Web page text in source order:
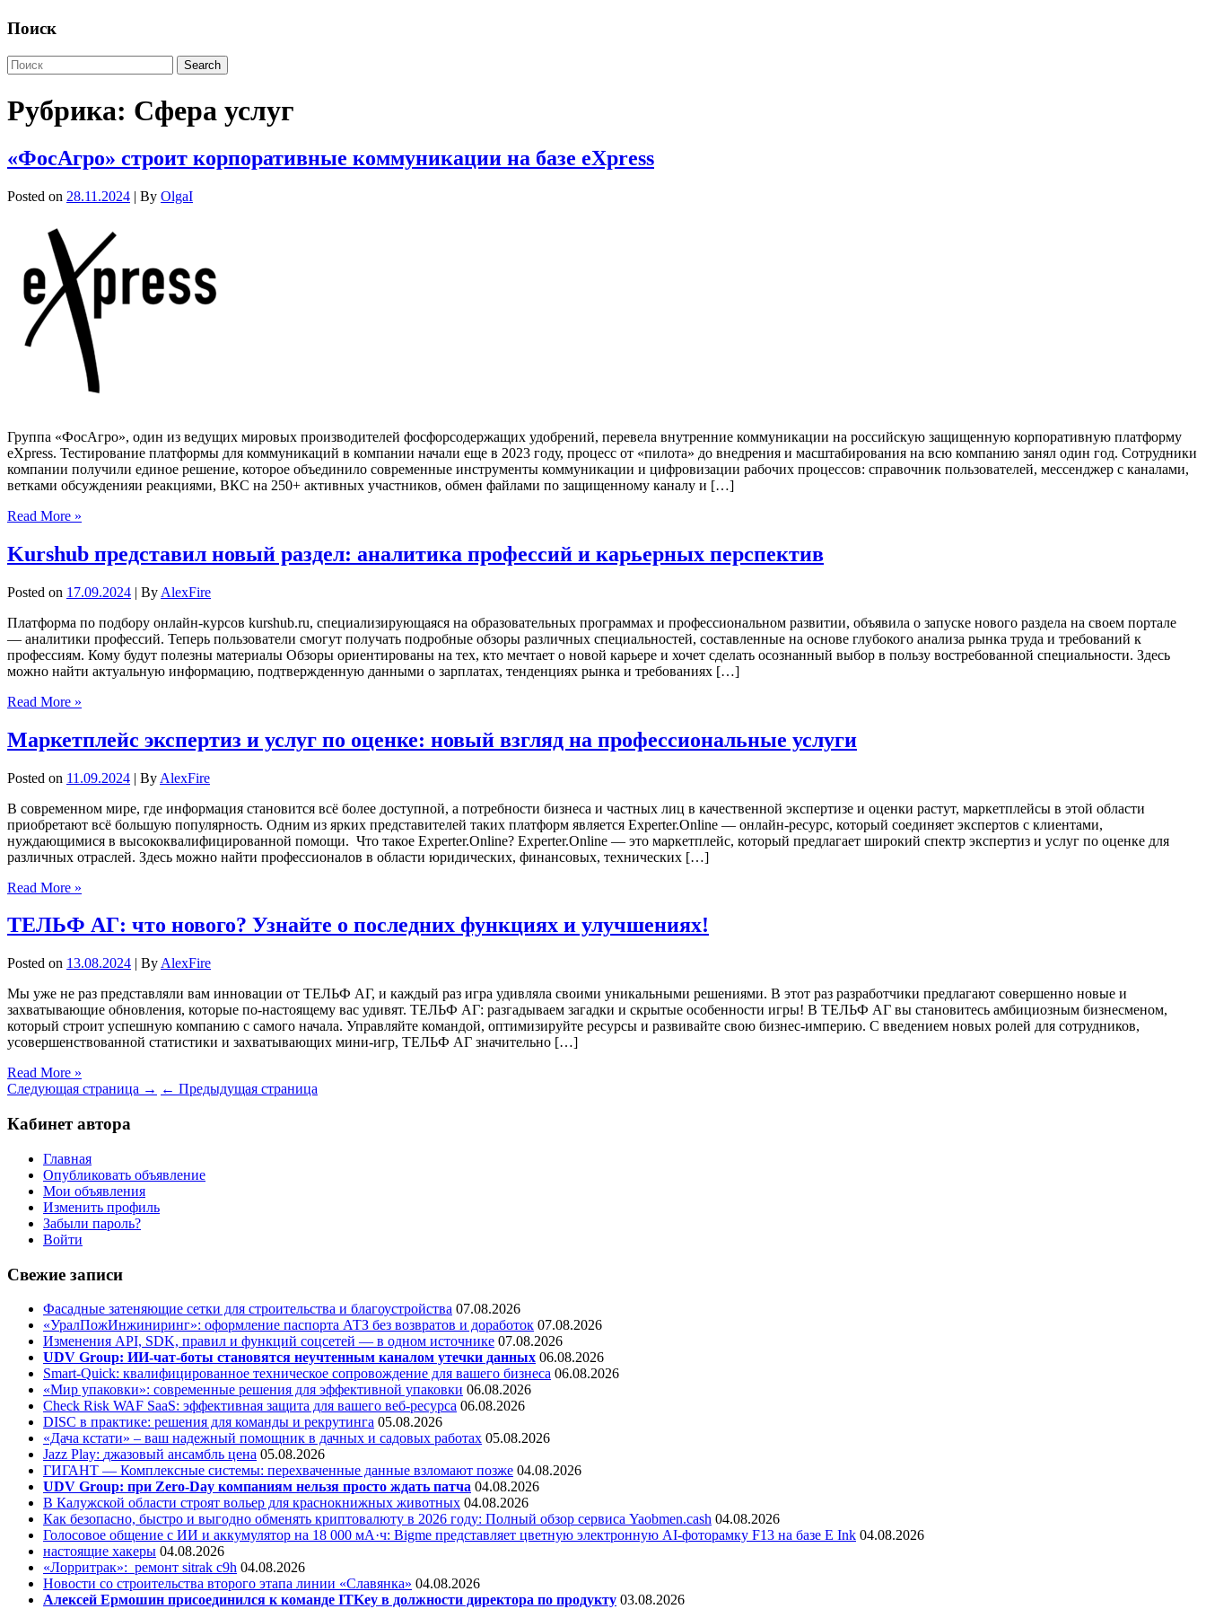
Поиск
Рубрика: Сфера услуг
«ФосАгро» строит корпоративные коммуникации на базе eXpress
Posted on 28.11.2024 | By OlgaI
Группа «ФосАгро», один из ведущих мировых производителей фосфорсодержащих удобрений, перевела внутренние коммуникации на российскую защищенную корпоративную платформу
eXpress. Тестирование платформы для коммуникаций в компании начали еще в 2023 году, процесс от «пилота» до внедрения и масштабирования на всю компанию занял один год. Сотрудники
компании получили единое решение, которое объединило современные инструменты коммуникации и цифровизации рабочих процессов: справочник пользователей, мессенджер с каналами,
ветками обсужденияи реакциями, ВКС на 250+ активных участников, обмен файлами по защищенному каналу и […]
Read More »
Kurshub представил новый раздел: аналитика профессий и карьерных перспектив
Posted on 17.09.2024 | By AlexFire
Платформа по подбору онлайн-курсов kurshub.ru, специализирующаяся на образовательных программах и профессиональном развитии, объявила о запуске нового раздела на своем портале
— аналитики профессий. Теперь пользователи смогут получать подробные обзоры различных специальностей, составленные на основе глубокого анализа рынка труда и требований к
профессиям. Кому будут полезны материалы Обзоры ориентированы на тех, кто мечтает о новой карьере и хочет сделать осознанный выбор в пользу востребованной специальности. Здесь
можно найти актуальную информацию, подтвержденную данными о зарплатах, тенденциях рынка и требованиях […]
Read More »
Маркетплейс экспертиз и услуг по оценке: новый взгляд на профессиональные услуги
Posted on 11.09.2024 | By AlexFire
В современном мире, где информация становится всё более доступной, а потребности бизнеса и частных лиц в качественной экспертизе и оценки растут, маркетплейсы в этой области
приобретают всё большую популярность. Одним из ярких представителей таких платформ является Experter.Online — онлайн-ресурс, который соединяет экспертов с клиентами,
нуждающимися в высококвалифицированной помощи. Что такое Experter.Online? Experter.Online — это маркетплейс, который предлагает широкий спектр экспертиз и услуг по оценке для
различных отраслей. Здесь можно найти профессионалов в области юридических, финансовых, технических […]
Read More »
ТЕЛЬФ АГ: что нового? Узнайте о последних функциях и улучшениях!
Posted on 13.08.2024 | By AlexFire
Мы уже не раз представляли вам инновации от ТЕЛЬФ АГ, и каждый раз игра удивляла своими уникальными решениями. В этот раз разработчики предлагают совершенно новые и
захватывающие обновления, которые по-настоящему вас удивят. ТЕЛЬФ АГ: разгадываем загадки и скрытые особенности игры! В ТЕЛЬФ АГ вы становитесь амбициозным бизнесменом,
который строит успешную компанию с самого начала. Управляйте командой, оптимизируйте ресурсы и развивайте свою бизнес-империю. С введением новых ролей для сотрудников,
усовершенствованной статистики и захватывающих мини-игр, ТЕЛЬФ АГ значительно […]
Read More »
Следующая страница → ← Предыдущая страница
Кабинет автора
Главная
Опубликовать объявление
Мои объявления
Изменить профиль
Забыли пароль?
Войти
Свежие записи
Фасадные затеняющие сетки для строительства и благоустройства 07.08.2026
«УралПожИнжиниринг»: оформление паспорта АТЗ без возвратов и доработок 07.08.2026
Изменения API, SDK, правил и функций соцсетей — в одном источнике 07.08.2026
UDV Group: ИИ-чат-боты становятся неучтенным каналом утечки данных 06.08.2026
Smart-Quick: квалифицированное техническое сопровождение для вашего бизнеса 06.08.2026
«Мир упаковки»: современные решения для эффективной упаковки 06.08.2026
Check Risk WAF SaaS: эффективная защита для вашего веб-ресурса 06.08.2026
DISC в практике: решения для команды и рекрутинга 05.08.2026
«Дача кстати» – ваш надежный помощник в дачных и садовых работах 05.08.2026
Jazz Play: джазовый ансамбль цена 05.08.2026
ГИГАНТ — Комплексные системы: перехваченные данные взломают позже 04.08.2026
UDV Group: при Zero-Day компаниям нельзя просто ждать патча 04.08.2026
В Калужской области строят вольер для краснокнижных животных 04.08.2026
Как безопасно, быстро и выгодно обменять криптовалюту в 2026 году: Полный обзор сервиса Yaobmen.cash 04.08.2026
Голосовое общение с ИИ и аккумулятор на 18 000 мА·ч: Bigme представляет цветную электронную AI-фоторамку F13 на базе E Ink 04.08.2026
настоящие хакеры 04.08.2026
«Лорритрак»: ремонт sitrak c9h 04.08.2026
Новости со строительства второго этапа линии «Славянка» 04.08.2026
Алексей Ермошин присоединился к команде ITKey в должности директора по продукту 03.08.2026